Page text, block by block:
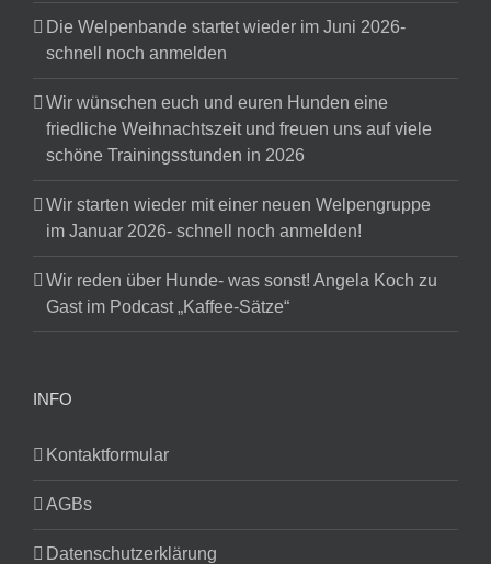
Die Welpenbande startet wieder im Juni 2026-
schnell noch anmelden
Wir wünschen euch und euren Hunden eine
friedliche Weihnachtszeit und freuen uns auf viele
schöne Trainingsstunden in 2026
Wir starten wieder mit einer neuen Welpengruppe
im Januar 2026- schnell noch anmelden!
Wir reden über Hunde- was sonst! Angela Koch zu
Gast im Podcast „Kaffee-Sätze“
INFO
Kontaktformular
AGBs
Datenschutzerklärung